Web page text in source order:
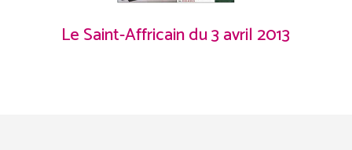
Le Saint-Affricain du 3 avril 2013